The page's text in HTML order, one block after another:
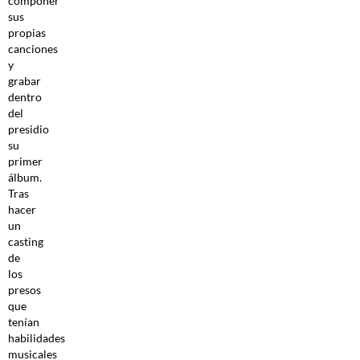
sus
propias
canciones
y
grabar
dentro
del
presidio
su
primer
álbum.
Tras
hacer
un
casting
de
los
presos
que
tenían
habilidades
musicales